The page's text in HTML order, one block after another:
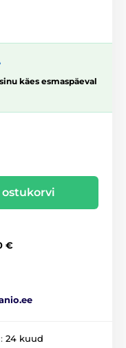
sinu käes esmaspäeval
ostukorvi
€
24 kuud